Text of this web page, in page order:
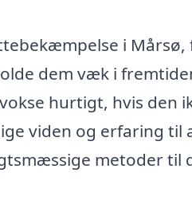
i
dem væk i
hurtigt, hvis den
viden og erfaring til
metoder til